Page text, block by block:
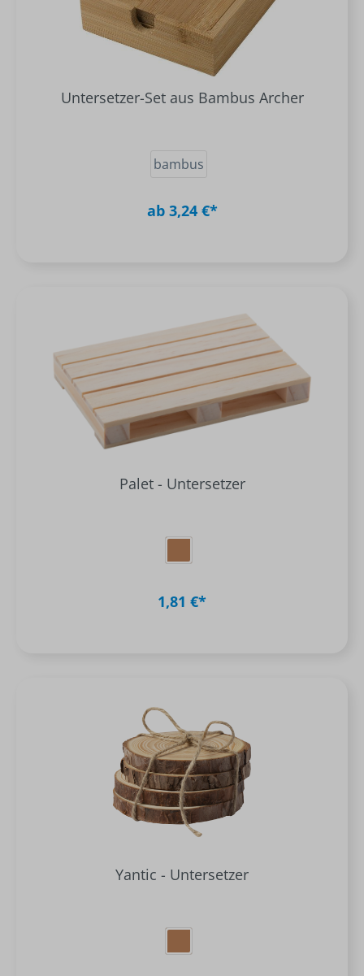
Untersetzer-Set aus Bambus Archer
bambus
ab 3,24 €*
Palet - Untersetzer
1,81 €*
Yantic - Untersetzer